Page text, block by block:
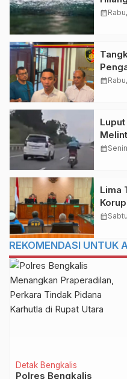
calendar_month
calendar_month
calendar_month
Lima
Rp
calendar_month
REKOMENDASI UNTUK
Detak Bengkalis
Polres Bengkalis